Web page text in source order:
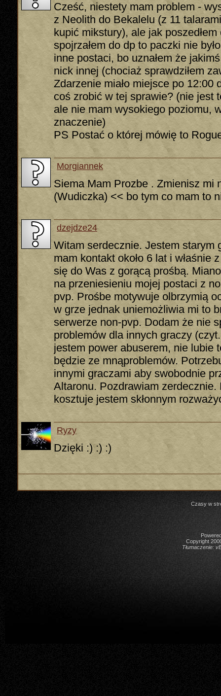
Cześć, niestety mam problem -
z Neolith do Bekalelu (z 11
kupić mikstury), ale jak
spojrzałem do dp to paczki nie
inne postaci, bo uznałem że
nick innej (chociaż sprawdziłem
Zdarzenie miało miejsce po 12:00
coś zrobić w tej sprawie? (nie jest
ale nie mam wysokiego poziomu,
znaczenie)
PS Postać o której mówię to
Morgiannek
Siema Mam Prozbe . Zmienisz mi
(Wudiczka) << bo tym co mam to
dzejdze24
Witam serdecznie. Jestem starym
mam kontakt około 6 lat i właśnie
się do Was z gorącą prośbą.
na przeniesieniu mojej postaci z
pvp. Prośbe motywuje olbrzymią
w grze jednak uniemożliwia mi to
serwerze non-pvp. Dodam że nie
problemów dla innych graczy
jestem power abuserem, nie lubie
będzie ze mnąproblemów.
innymi graczami aby swobodnie
Altaronu. Pozdrawiam zerdecznie.
kosztuje jestem skłonnym
Ryzy
Dzięki :) :) :)
Czasy w
Copyright
Tłumaczenie: